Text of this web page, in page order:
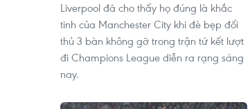
Liverpool đã cho thấy họ đúng là khắc
tinh của Manchester City khi đè bẹp đối
thủ 3 bàn không gỡ trong trận tứ kết lượt
đi Champions League diễn ra rạng sáng
nay.